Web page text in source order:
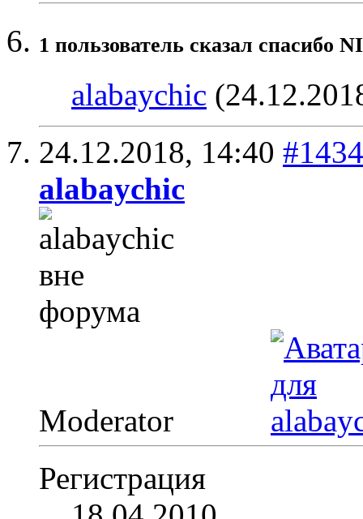
1 пользователь сказал cпасибо
alabaychic
24.12.2018, 14:40 #1434
alabaychic
Moderator
Регистрация